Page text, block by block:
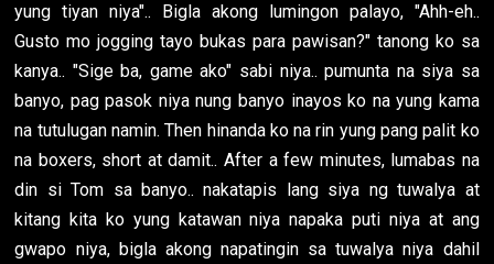
yung tiyan niya".. Bigla akong lumingon palayo, "Ahh-eh..
Gusto mo jogging tayo bukas para pawisan?" tanong ko sa
kanya.. "Sige ba, game ako" sabi niya.. pumunta na siya sa
banyo, pag pasok niya nung banyo inayos ko na yung kama
na tutulugan namin. Then hinanda ko na rin yung pang palit ko
na boxers, short at damit.. After a few minutes, lumabas na
din si Tom sa banyo.. nakatapis lang siya ng tuwalya at
kitang kita ko yung katawan niya napaka puti niya at ang
gwapo niya, bigla akong napatingin sa tuwalya niya dahil